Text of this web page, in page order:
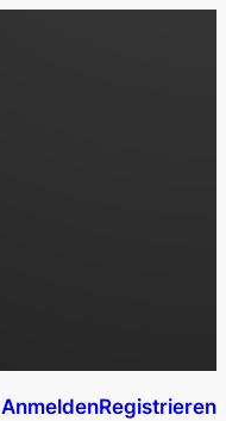
AnmeldenRegistrieren